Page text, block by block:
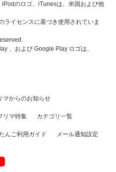
のロゴ、iTunesは、米国および他
ライセンスに基づき使用されていま
、および Google Play ロゴは、
マからのお知らせ
リマ特集 カテゴリ一覧
んご利用ガイド メール通知設定